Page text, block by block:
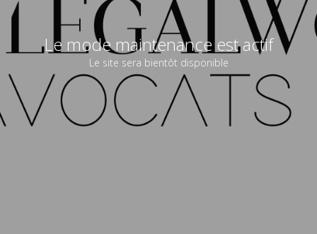
Le mode maintenance est actif
Le site sera bientôt disponible